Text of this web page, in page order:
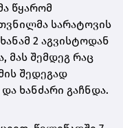
წყარომ
სარატოვის
2 აგვისტოდან
მას შემდეგ რაც
შედეგად
ხანძარი გაჩნდა.